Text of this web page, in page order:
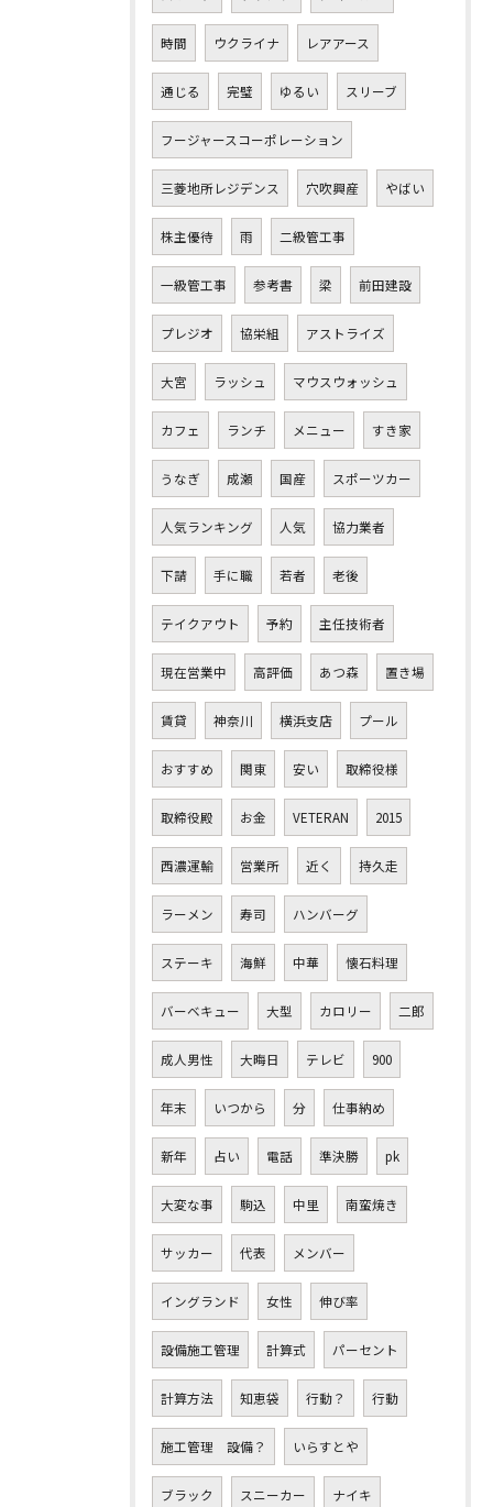
時間 ウクライナ レアアース
通じる 完璧 ゆるい スリーブ
フージャースコーポレーション
三菱地所レジデンス 穴吹興産 やばい
株主優待 雨 二級管工事
一級管工事 参考書 梁 前田建設
プレジオ 協栄組 アストライズ
大宮 ラッシュ マウスウォッシュ
カフェ ランチ メニュー すき家
うなぎ 成瀬 国産 スポーツカー
人気ランキング 人気 協力業者
下請 手に職 若者 老後
テイクアウト 予約 主任技術者
現在営業中 高評価 あつ森 置き場
賃貸 神奈川 横浜支店 プール
おすすめ 関東 安い 取締役様
取締役殿 お金 VETERAN 2015
西濃運輸 営業所 近く 持久走
ラーメン 寿司 ハンバーグ
ステーキ 海鮮 中華 懐石料理
バーベキュー 大型 カロリー 二郎
成人男性 大晦日 テレビ 900
年末 いつから 分 仕事納め
新年 占い 電話 準決勝 pk
大変な事 駒込 中里 南蛮焼き
サッカー 代表 メンバー
イングランド 女性 伸び率
設備施工管理 計算式 パーセント
計算方法 知恵袋 行動？ 行動
施工管理 設備？ いらすとや
ブラック スニーカー ナイキ